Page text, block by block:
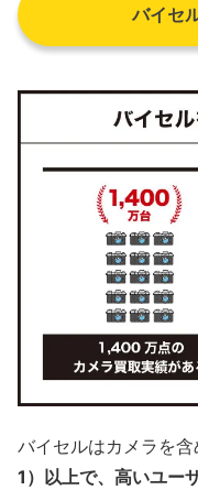
バイセ
バイセルはカメラを含
1）以上で、高いユー